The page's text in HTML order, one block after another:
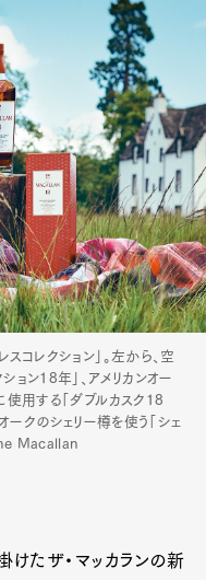
コレクション」。左から、空
ン18年」、アメリカンオー
使用する「ダブルカスク18
クのシェリー樽を使う「シェ
Macallan
けたザ・マッカランの新